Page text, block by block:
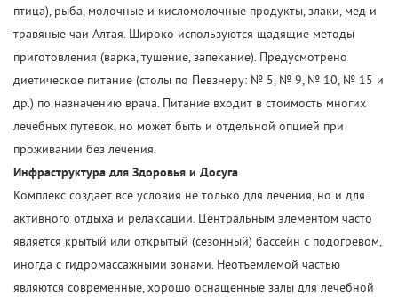
птица), рыба, молочные и кисломолочные продукты, злаки, мед и
травяные чаи Алтая. Широко используются щадящие методы
приготовления (варка, тушение, запекание). Предусмотрено
диетическое питание (столы по Певзнеру: № 5, № 9, № 10, № 15 и
др.) по назначению врача. Питание входит в стоимость многих
лечебных путевок, но может быть и отдельной опцией при
проживании без лечения.
Инфраструктура для Здоровья и Досуга
Комплекс создает все условия не только для лечения, но и для
активного отдыха и релаксации. Центральным элементом часто
является крытый или открытый (сезонный) бассейн с подогревом,
иногда с гидромассажными зонами. Неотъемлемой частью
являются современные, хорошо оснащенные залы для лечебной